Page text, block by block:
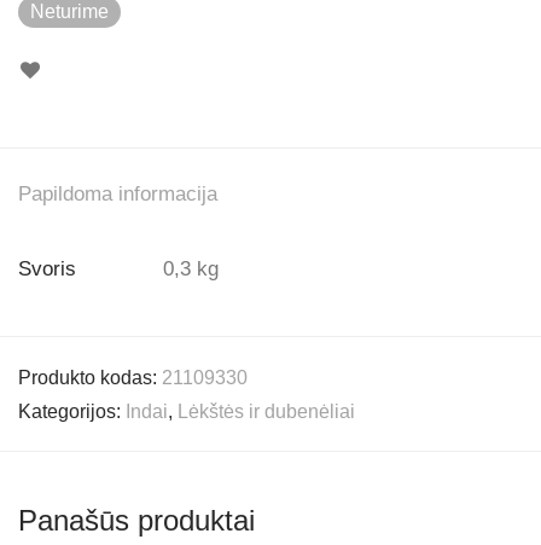
Neturime
Papildoma informacija
Svoris 0,3 kg
Produkto kodas: 21109330
Kategorijos: Indai, Lėkštės ir dubenėliai
Panašūs produktai